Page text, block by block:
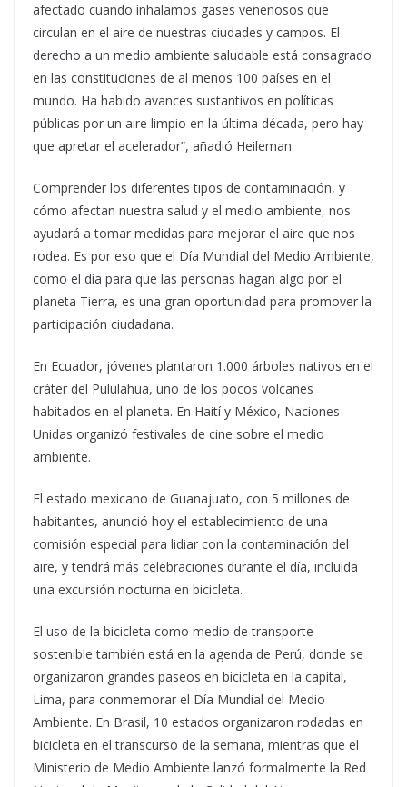
afectado cuando inhalamos gases venenosos que
circulan en el aire de nuestras ciudades y campos. El
derecho a un medio ambiente saludable está consagrado
en las constituciones de al menos 100 países en el
mundo. Ha habido avances sustantivos en políticas
públicas por un aire limpio en la última década, pero hay
que apretar el acelerador”, añadió Heileman.
Comprender los diferentes tipos de contaminación, y
cómo afectan nuestra salud y el medio ambiente, nos
ayudará a tomar medidas para mejorar el aire que nos
rodea. Es por eso que el Día Mundial del Medio Ambiente,
como el día para que las personas hagan algo por el
planeta Tierra, es una gran oportunidad para promover la
participación ciudadana.
En Ecuador, jóvenes plantaron 1.000 árboles nativos en el
cráter del Pululahua, uno de los pocos volcanes
habitados en el planeta. En Haití y México, Naciones
Unidas organizó festivales de cine sobre el medio
ambiente.
El estado mexicano de Guanajuato, con 5 millones de
habitantes, anunció hoy el establecimiento de una
comisión especial para lidiar con la contaminación del
aire, y tendrá más celebraciones durante el día, incluida
una excursión nocturna en bicicleta.
El uso de la bicicleta como medio de transporte
sostenible también está en la agenda de Perú, donde se
organizaron grandes paseos en bicicleta en la capital,
Lima, para conmemorar el Día Mundial del Medio
Ambiente. En Brasil, 10 estados organizaron rodadas en
bicicleta en el transcurso de la semana, mientras que el
Ministerio de Medio Ambiente lanzó formalmente la Red